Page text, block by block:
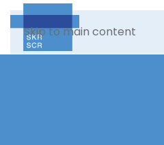
Skip to main content